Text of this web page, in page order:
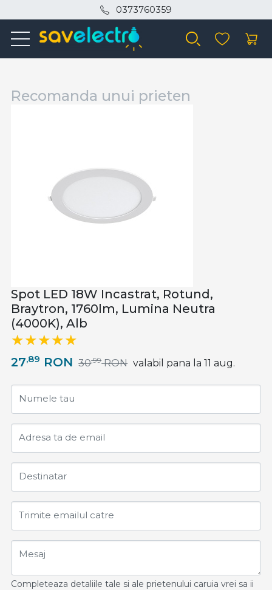
0373760359
Recomanda unui prieten
Spot LED 18W Incastrat, Rotund,
Braytron, 1760lm, Lumina Neutra
(4000K), Alb
27,89 RON 30,99 RON valabil pana la 11 aug.
Numele tau
Adresa ta de email
Destinatar
Trimite emailul catre
Mesaj
Completeaza detaliile tale si ale prietenului caruia vrei sa ii